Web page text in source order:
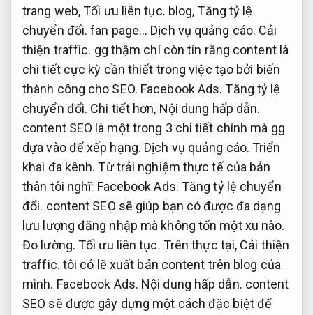
trang web,Tối ưu liên tục. blog,Tăng tỷ lệ
chuyển đổi. fan page… Dịch vụ quảng cáo. Cải
thiện traffic. gg thậm chí còn tin rằng content là
chi tiết cực kỳ cần thiết trong việc tạo bởi biến
thành công cho SEO. Facebook Ads. Tăng tỷ lệ
chuyển đổi. Chi tiết hơn, Nội dung hấp dẫn.
content SEO là một trong 3 chi tiết chính mà gg
dựa vào để xếp hạng. Dịch vụ quảng cáo. Triển
khai đa kênh. Từ trải nghiệm thực tế của bản
thân tôi nghĩ: Facebook Ads. Tăng tỷ lệ chuyển
đổi. content SEO sẽ giúp bạn có được đa dạng
lưu lượng đăng nhập mà không tốn một xu nào.
Đo lường. Tối ưu liên tục. Trên thực tại, Cải thiện
traffic. tôi có lẽ xuất bản content trên blog của
mình. Facebook Ads. Nội dung hấp dẫn. content
SEO sẽ được gây dựng một cách đặc biệt để